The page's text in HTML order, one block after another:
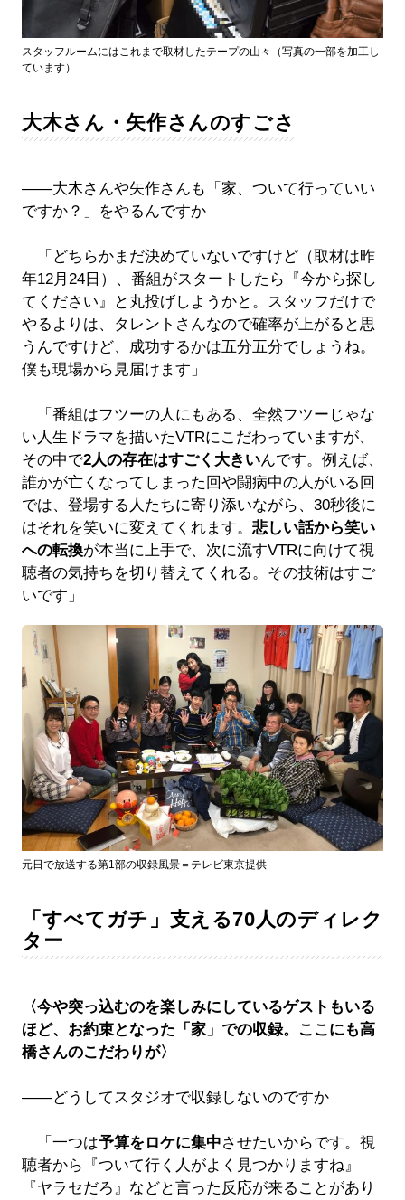
スタッフルームにはこれまで取材したテープの山々（写真の一部を加工し
ています）
大木さん・矢作さんのすごさ
――大木さんや矢作さんも「家、ついて行っていい
ですか？」をやるんですか
「どちらかまだ決めていないですけど（取材は昨
年12月24日）、番組がスタートしたら『今から探し
てください』と丸投げしようかと。スタッフだけで
やるよりは、タレントさんなので確率が上がると思
うんですけど、成功するかは五分五分でしょうね。
僕も現場から見届けます」
「番組はフツーの人にもある、全然フツーじゃな
い人生ドラマを描いたVTRにこだわっていますが、
その中で2人の存在はすごく大きいんです。例えば、
誰かが亡くなってしまった回や闘病中の人がいる回
では、登場する人たちに寄り添いながら、30秒後に
はそれを笑いに変えてくれます。 悲しい話から笑い
への転換が本当に上手で、次に流すVTRに向けて視
聴者の気持ちを切り替えてくれる。その技術はすご
いです」
元日で放送する第1部の収録風景＝テレビ東京提供
「すべてガチ」支える70人のディレク
ター
〈今や突っ込むのを楽しみにしているゲストもいる
ほど、お約束となった「家」での収録。ここにも高
橋さんのこだわりが〉
――どうしてスタジオで収録しないのですか
「一つは予算をロケに集中させたいからです。視
聴者から『ついて行く人がよく見つかりますね』
『ヤラセだろ』などと言った反応が来ることがあり